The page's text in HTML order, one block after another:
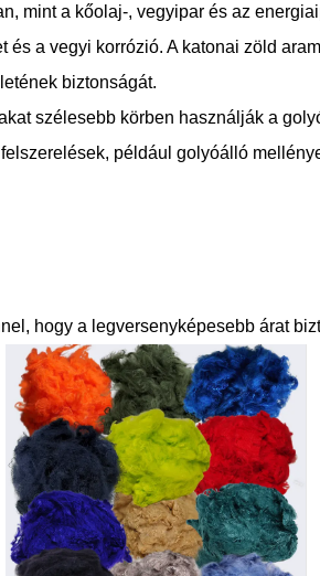
mint a kőolaj-, vegyipar és az
és a vegyi korrózió. A katonai zöld
biztonságát.
szélesebb körben használják a
például golyóálló
hogy a legversenyképesebb árat